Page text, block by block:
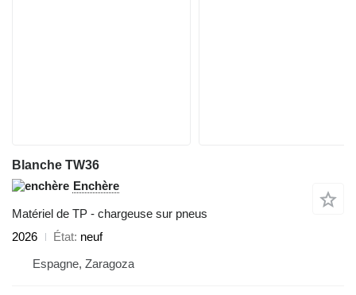
Blanche TW36
Enchère
Matériel de TP - chargeuse sur pneus
2026
État neuf
Espagne, Zaragoza